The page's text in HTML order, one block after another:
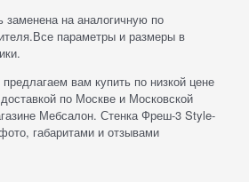
на аналогичную по
параметры и размеры в
вам купить по низкой цене
по Москве и Московской
Мебсалон. Стенка Фреш-3 Style-
габаритами и отзывами